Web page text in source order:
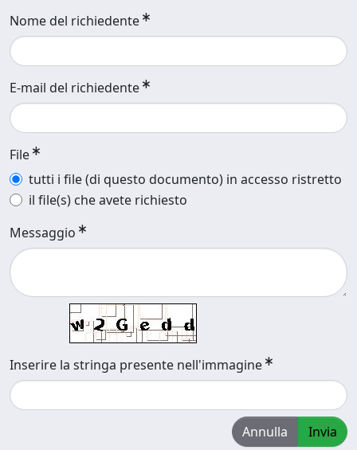
Nome del richiedente
E-mail del richiedente
File
tutti i file (di questo documento) in accesso ristretto
il file(s) che avete richiesto
Messaggio
Inserire la stringa presente nell'immagine
Annulla Invia